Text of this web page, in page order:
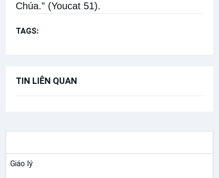
Chúa.” (Youcat 51).
TAGS:
TIN LIÊN QUAN
Giáo lý